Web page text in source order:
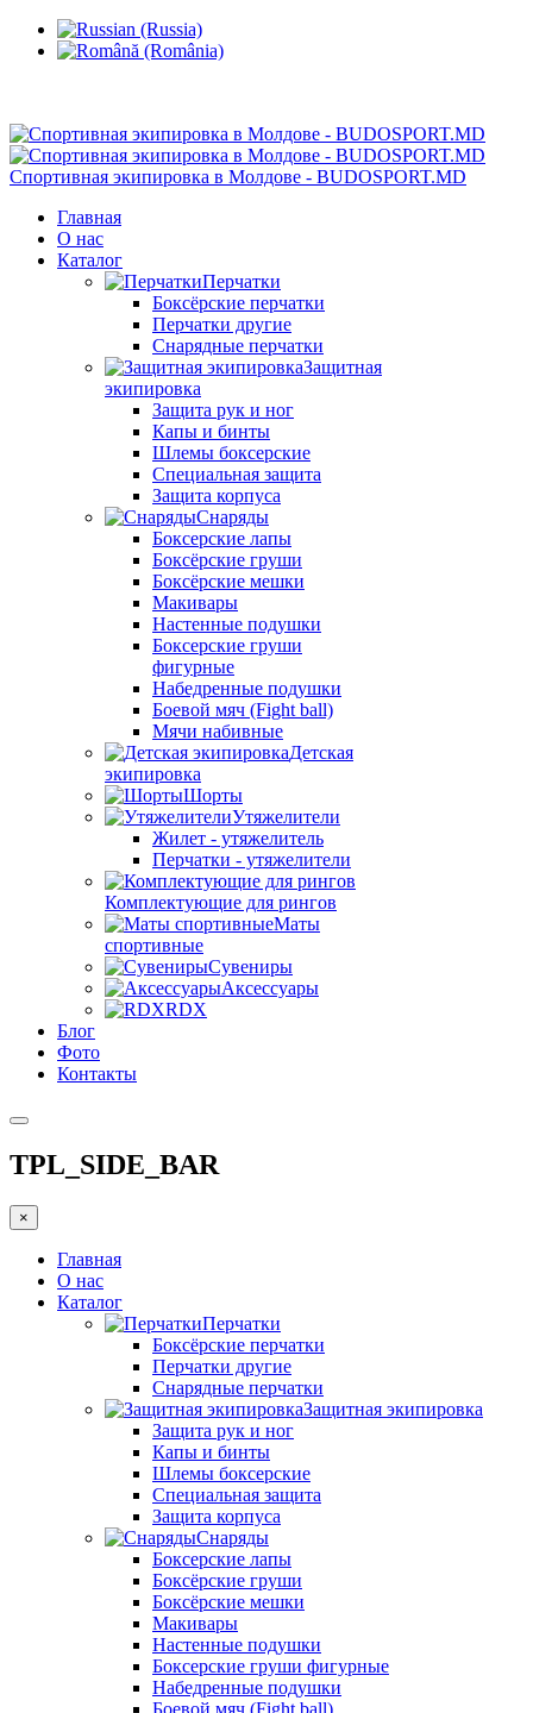
Спортивная экипировка в Молдове - BUDOSPORT.MD
Главная
О нас
Каталог
Перчатки
Боксёрские перчатки
Перчатки другие
Снарядные перчатки
Защитная
экипировка
Защита рук и ног
Капы и бинты
Шлемы боксерские
Специальная защита
Защита корпуса
Снаряды
Боксерские лапы
Боксёрские груши
Боксёрские мешки
Макивары
Настенные подушки
Боксерские груши
фигурные
Набедренные подушки
Боевой мяч (Fight ball)
Мячи набивные
Детская
экипировка
Шорты
Утяжелители
Жилет - утяжелитель
Перчатки - утяжелители
Комплектующие для рингов
Маты
спортивные
Сувениры
Аксессуары
RDX
Блог
Фото
Контакты
TPL_SIDE_BAR
×
Главная
О нас
Каталог
Перчатки
Боксёрские перчатки
Перчатки другие
Снарядные перчатки
Защитная экипировка
Защита рук и ног
Капы и бинты
Шлемы боксерские
Специальная защита
Защита корпуса
Снаряды
Боксерские лапы
Боксёрские груши
Боксёрские мешки
Макивары
Настенные подушки
Боксерские груши фигурные
Набедренные подушки
Боевой мяч (Fight ball)